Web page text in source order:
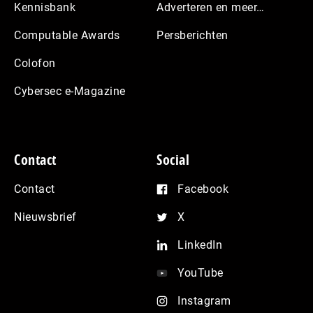
Kennisbank
Computable Awards
Colofon
Cybersec e-Magazine
Adverteren en meer…
Persberichten
Contact
Contact
Nieuwsbrief
Social
Facebook
X
LinkedIn
YouTube
Instagram